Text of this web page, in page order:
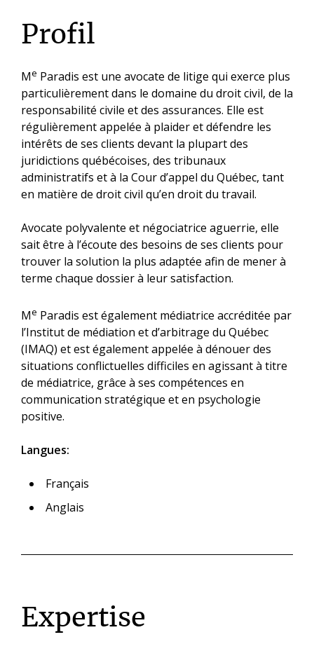
Profil
Me Paradis est une avocate de litige qui exerce plus
particulièrement dans le domaine du droit civil, de la
responsabilité civile et des assurances. Elle est
régulièrement appelée à plaider et défendre les
intérêts de ses clients devant la plupart des
juridictions québécoises, des tribunaux
administratifs et à la Cour d’appel du Québec, tant
en matière de droit civil qu’en droit du travail.
Avocate polyvalente et négociatrice aguerrie, elle
sait être à l’écoute des besoins de ses clients pour
trouver la solution la plus adaptée afin de mener à
terme chaque dossier à leur satisfaction.
Me Paradis est également médiatrice accréditée par
l’Institut de médiation et d’arbitrage du Québec
(IMAQ) et est également appelée à dénouer des
situations conflictuelles difficiles en agissant à titre
de médiatrice, grâce à ses compétences en
communication stratégique et en psychologie
positive.
Langues:
Français
Anglais
Expertise